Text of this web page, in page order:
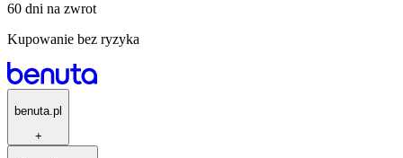
60 dni na zwrot
Kupowanie bez ryzyka
benuta.pl
+